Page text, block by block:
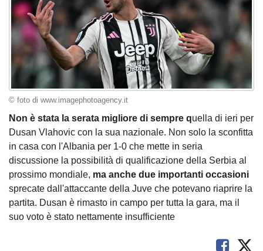
© foto di www.imagephotoagency.it
Non è stata la serata migliore di sempre quella di ieri per
Dusan Vlahovic con la sua nazionale. Non solo la sconfitta
in casa con l'Albania per 1-0 che mette in seria
discussione la possibilità di qualificazione della Serbia al
prossimo mondiale, ma anche due importanti occasioni
sprecate dall'attaccante della Juve che potevano riaprire la
partita. Dusan è rimasto in campo per tutta la gara, ma il
suo voto è stato nettamente insufficiente